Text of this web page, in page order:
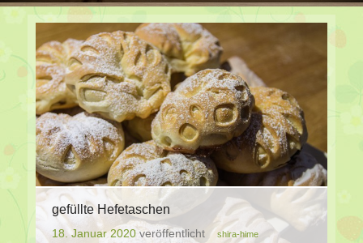
gefüllte Hefetaschen
18. Januar 2020veröffentlicht shira-hime